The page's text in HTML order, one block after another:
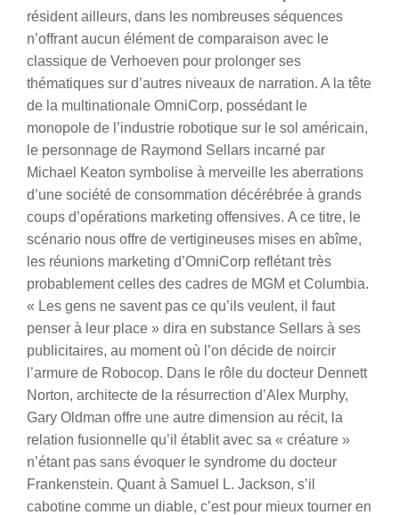
résident ailleurs, dans les nombreuses séquences
n’offrant aucun élément de comparaison avec le
classique de Verhoeven pour prolonger ses
thématiques sur d’autres niveaux de narration. A la tête
de la multinationale OmniCorp, possédant le
monopole de l’industrie robotique sur le sol américain,
le personnage de Raymond Sellars incarné par
Michael Keaton symbolise à merveille les aberrations
d’une société de consommation décérébrée à grands
coups d’opérations marketing offensives. A ce titre, le
scénario nous offre de vertigineuses mises en abîme,
les réunions marketing d’OmniCorp reflétant très
probablement celles des cadres de MGM et Columbia.
« Les gens ne savent pas ce qu’ils veulent, il faut
penser à leur place » dira en substance Sellars à ses
publicitaires, au moment où l’on décide de noircir
l’armure de Robocop. Dans le rôle du docteur Dennett
Norton, architecte de la résurrection d’Alex Murphy,
Gary Oldman offre une autre dimension au récit, la
relation fusionnelle qu’il établit avec sa « créature »
n’étant pas sans évoquer le syndrome du docteur
Frankenstein. Quant à Samuel L. Jackson, s’il
cabotine comme un diable, c’est pour mieux tourner en